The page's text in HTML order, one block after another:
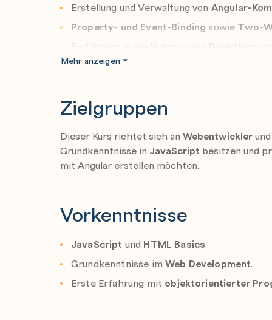
Erstellung und Verwaltung von Angular-
Property- und Event-Binding sowie Two-
Nutzung vonLazy Loading
Responsive Design:
Gestaltung vonResponsive User
Einführung inAngular Material
Erstellung von Formularen mit
Reaktive Programmierung mit RxJS:
Einführung inObservablesund ihre
Verwendung einfacherRxJS Operators wie
Mehr anzeigen
Zielgruppen
Dieser Kurs richtet sich an Webentwicklerund
Grundkenntnisse in JavaScript besitzen und
mit Angular erstellen möchten.
Vorkenntnisse
JavaScript und HTML Basics.
Grundkenntnisse imWeb Development.
Erste Erfahrung mit objektorientierter